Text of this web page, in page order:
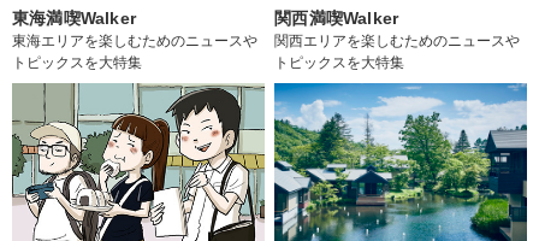
東海満喫Walker
東海エリアを楽しむためのニュースや
トピックスを大特集
関西満喫Walker
関西エリアを楽しむためのニュースや
トピックスを大特集